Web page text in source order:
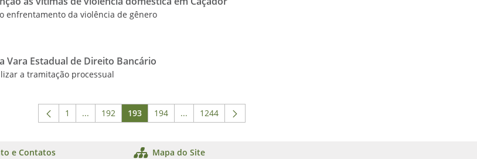
enfrentamento da violência de gênero
Vara Estadual de Direito Bancário
a tramitação processual
Página
1 ...Páginas intermediárias Usar ABA para navegar.
Página
192 Página
193 Página
194 ...Páginas intermediárias Usar ABA para navegar.
Página
1244
e Contatos Mapa do Site